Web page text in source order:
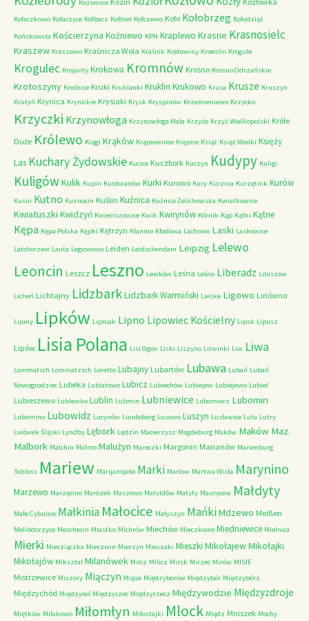
Kozienice
Kołaczkowo Kołaczyce Kołbacz Kołbiel Kołczewo Koło Kołobrzeg Kołodziąż
Końskowola Kościerzyna Koźniewo KPN Kraplewo Krasne Krasnosielc
Kraszew Kraszewo Kraśnicza Wola Kraśnik Kretowiny Kroeslin Krogule
Krogulec Krojanty Krokowa Kromnów Krosno Krosno Odrzańskie
Krotoszyny Krośnice Kruki Kruklanki Kruklin Krukowo Krusa Krusze Kruszyn
Krutyń Krynica Krynickie Krysiaki Krysk Kryspinów Krzemieniewo Krzycko
Krzyczki Krzynowłoga Krzynowłoga Mała Krzyże Krzyż Wielkopolski Króle
Duże Królewo Krągi Krąków Krąpiewnice Krępice Książ Książ Wielki Księży
Las Kuchary Żydowskie Kucice Kuczbork Kuczyn Kudypy Kuligi
KuligówKulik Kupin Kurdwanów Kurki Kurowo Kury Kurznia Kurzętnik Kurów
Kusin Kutno Kuznocin Kuślin Kuźnica Kuźnica Żelichowska Kwiatkowice
Kwiatuszki Kwidzyń Kwieciszowice Kwik Kwirynów Kórnik Kąp Kątki Kątne
Kępa Kępa Polska Kępki Kętrzyn Kłanino Kłodawa Lachowo Laski Laskowice
Latchorzew Lauta Legionowo Leiden Leidschendam Leipzig Lelewo
Leoncin Leszcz Leszno Lewków Leśna Leśno Liberadz Libiszów
Licheń Lichtajny LidzbarkLidzbark Warmiński Lieske Ligowo Linówno
Lipiny Lipków Lipniak Lipno Lipowiec Kościelny Lipsk Lipusz
Lipów Lisia Polana Lisi Ogon Liski Liszyno Litwinki Liw Liwa
Lommatsch Lommatzsch Loretto Lubajny Lubartów Lubawa Lubań Lubań
Nowogrodziec Lubeka Lubiatowo Lubicz Lubiechów Lubiejew Lubiejewo Lubiel
Lubieszewo Lublewko Lublin Lubmin Lubniewice Lubomierz Lubomin
Lubomino Lubowidz Lucynów Lundeborg Lusowo Luszyn Lusławice Luta Lutry
Lwówek Śląski Lyndby Lębork Lędzin Macierzysz Magdeburg Maków Maków Maz.
Malbork Malchin Malmo Malużyn Mareczki Margonin Marianów Marienburg
Schloss Mariew Marijampole Marki Marlow Martwa Wisła Marynino
Marzewo Marzęcino Marózek Maszewo Matyldów Matyty Maurycew Małdyty
Małe Cybulice Małkinia Małocice Małyszyn MańkiMdzewo Meißen
Melibdorzyce Mescherin Miastko Michrów Miechów Mieczkowo Miedniewice Mielnica
Mierki Mierziączka Mierzwin Mierzyn Mieszaki Mieszki MikołajewMikołajki
Mikołajów Miksztal Milanówek Milcz Milicz Mirsk Mirzec Mirów MISIE
Mistrzewice Miszory Miączyn Miąse Międzyborów Międzybór Międzybórz
Międzychód Międzyleś Międzyrzec Międzyrzecz Międzywodzie Międzyzdroje
Miętków Miłakowo Miłomłyn Miłostajki Mlock Mlądz Mniszek Mochy